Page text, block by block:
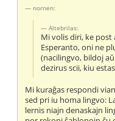
nornen:
Altebrilas:
Mi volis diri, ke
Esperanto, oni ne
(nacilingvo, bildoj
dezirus scii, kiu
Mi kuraĝas respondi
sed pri iu homa lingvo:
lernis niajn denaskajn